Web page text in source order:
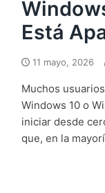
Está
11 mayo, 2026
Muchos
Windows 10 o
iniciar desde
que, en la